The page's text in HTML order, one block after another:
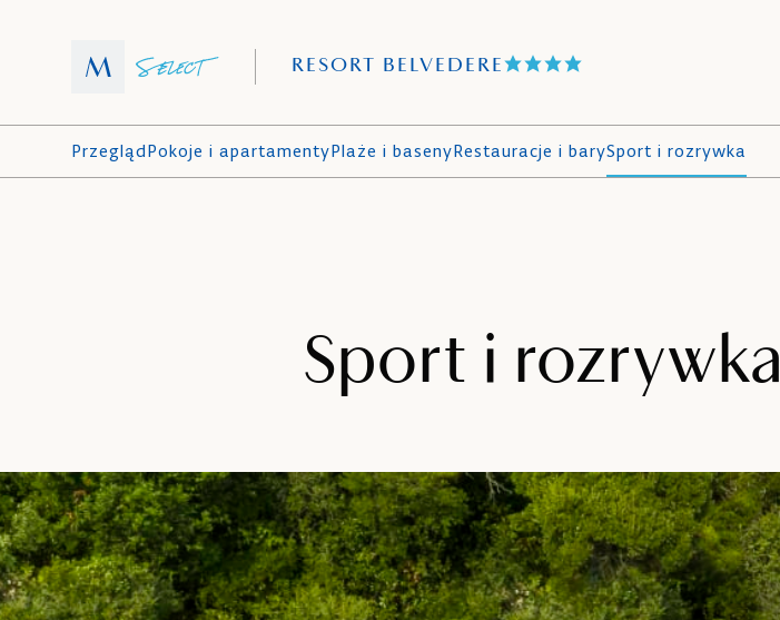
RESORT BELVEDERE
PrzeglądPokoje i apartamentyPlaże i basenyRestauracje i barySport i rozrywka
Sport i rozrywka